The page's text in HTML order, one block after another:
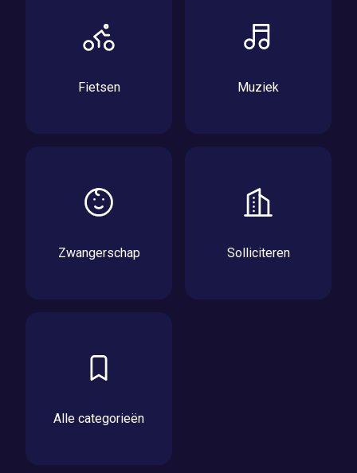
Fietsen Muziek
Zwangerschap Solliciteren
Alle categorieën